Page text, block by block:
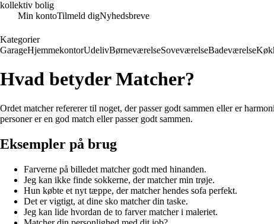
kollektiv bolig
Min kontoTilmeld digNyhedsbreve
Kategorier
GarageHjemmekontorUdelivBørneværelseSoveværelseBadeværelse
Hvad betyder Matcher?
Ordet matcher refererer til noget, der passer godt sammen eller er
personer er en god match eller passer godt sammen.
Eksempler på brug
Farverne på billedet matcher godt med hinanden.
Jeg kan ikke finde sokkerne, der matcher min trøje.
Hun købte et nyt tæppe, der matcher hendes sofa perfekt.
Det er vigtigt, at dine sko matcher din taske.
Jeg kan lide hvordan de to farver matcher i maleriet.